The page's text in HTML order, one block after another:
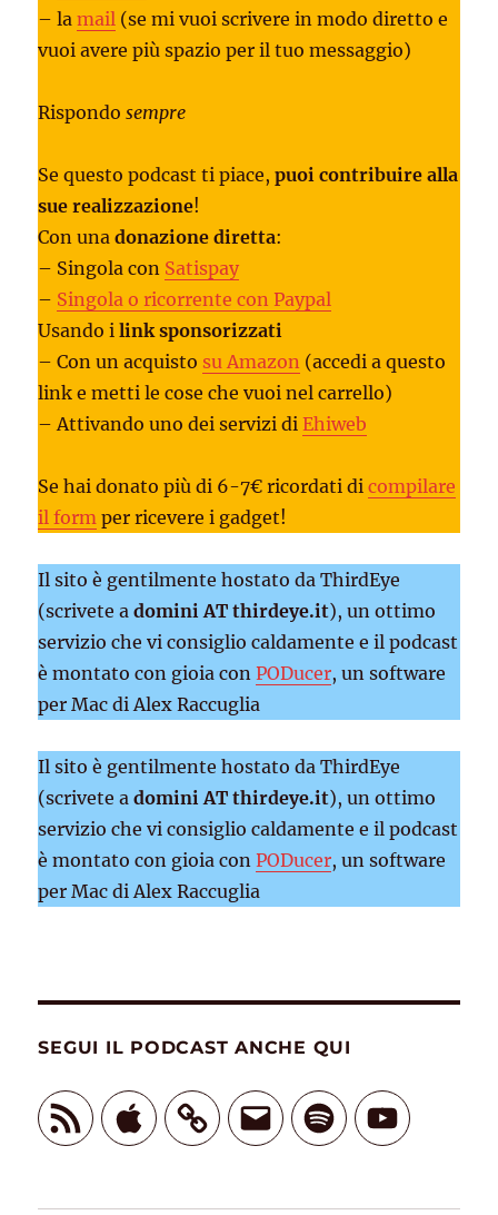
– lamail (se mi vuoi scrivere in modo diretto e
vuoi avere più spazio per il tuo messaggio)
Rispondosempre
Se questo podcast ti piace,puoi contribuire alla
sue realizzazione!
Con unadonazione diretta:
– Singola con Satispay
– Singola o ricorrente con Paypal
Usando ilink sponsorizzati
– Con un acquisto su Amazon (accedi a questo
link e metti le cose che vuoi nel carrello)
– Attivando uno dei servizi diEhiweb
Se hai donato più di 6-7€ ricordati dicompilare
il form per ricevere i gadget!
Il sito è gentilmente hostato da ThirdEye
(scrivete adomini AT thirdeye.it), un ottimo
servizio che vi consiglio caldamente e il podcast
è montato con gioia conPODucer, un software
per Mac di Alex Raccuglia
Il sito è gentilmente hostato da ThirdEye
(scrivete adomini AT thirdeye.it), un ottimo
servizio che vi consiglio caldamente e il podcast
è montato con gioia conPODucer, un software
per Mac di Alex Raccuglia
SEGUI IL PODCAST ANCHE QUI
Feed
RSS
Apple Email Spotify YouTube